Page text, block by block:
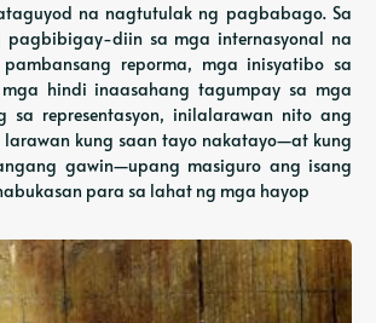
na nagtutulak ng pagbabago. Sa
pagbibigay-diin sa mga internasyonal na
reporma, mga inisyatibo sa
hindi inaasahang tagumpay sa mga
sa representasyon, inilalarawan nito ang
kung saan tayo nakatayo—at kung
gawin—upang masiguro ang isang
para sa lahat ng mga hayop